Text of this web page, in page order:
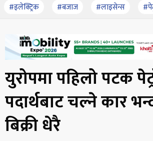
#इलेक्ट्रिक #बजाज #लाइसेन्स
युरोपमा पहिलो पटक
पदार्थबाट चल्ने कार
बिक्री धेरै